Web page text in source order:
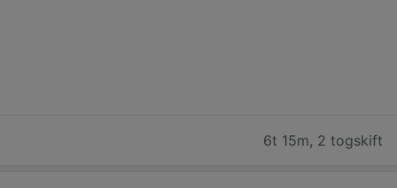
6t 15m, 2 togskift